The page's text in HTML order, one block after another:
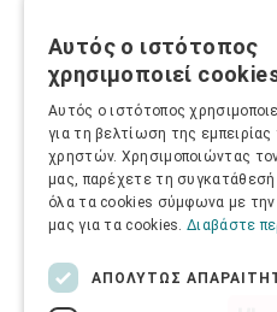
Αυτός ο ιστότοπος
χρησιμοποιεί
Αυτός ο ιστότοπος
για τη βελτίωση της
χρηστών. Χρησιμοποιώντας
μας, παρέχετε τη συγκατάθεσή
όλα τα cookies σύμφωνα με την
μας για τα cookies. Διαβάστε
ΑΠΟΛΎΤΩΣ